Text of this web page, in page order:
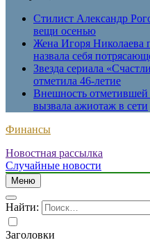
Стилист Александр
вещи осенью
Жена Игоря Николаева
назвала себя
Звезда сериала
отметила 46-летие
Внешность отметившей
вызвала ажиотаж в сети
Финансы
Новостная рассылка
Случайные новости
Меню
Найти:
Заголовки